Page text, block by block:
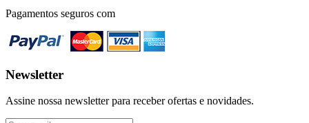
Pagamentos seguros com
Newsletter
Assine nossa newsletter para receber ofertas e novidades.